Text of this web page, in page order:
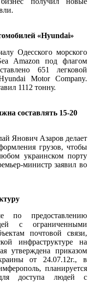
«Hyundai»
Одесского морского
Amazon под флагом
651 легковой
Motor Company.
1112 тонну.
составлять 15-20
Янович Азаров делает
грузов, чтобы
украинском порту
министр заявил во
по предоставлению
с ограниченными
почтовой связи,
инфраструктуре на
утверждена приказом
от 24.07.12г., в
планируется
доступа людей с